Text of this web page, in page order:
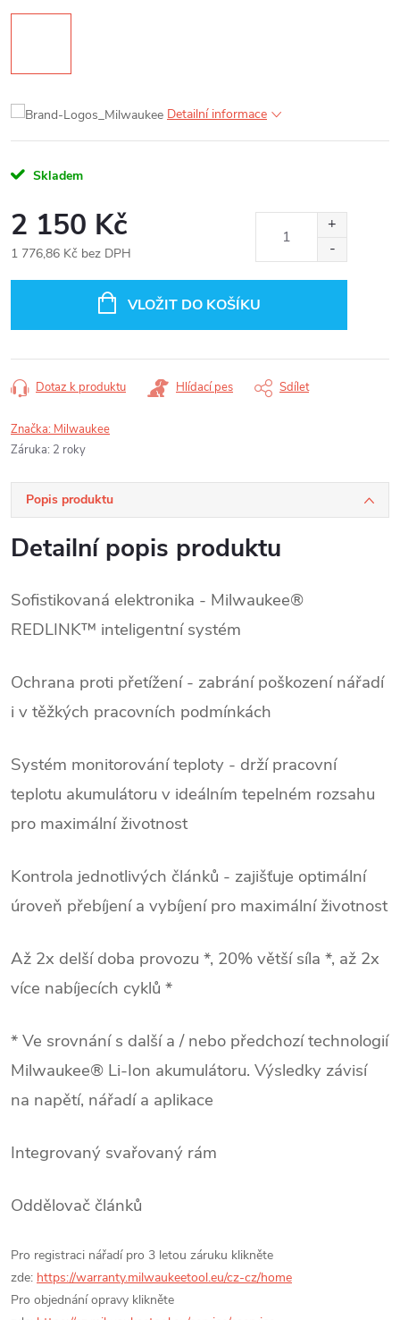
Detailní informace
Skladem
2 150 Kč
1 776,86 Kč bez DPH
VLOŽIT DO KOŠÍKU
Dotaz k produktu Hlídací pes Sdílet
Značka: Milwaukee
Záruka: 2 roky
Popis produktu
Detailní popis produktu
Sofistikovaná elektronika - Milwaukee®
REDLINK™ inteligentní systém
Ochrana proti přetížení - zabrání poškození nářadí
i v těžkých pracovních podmínkách
Systém monitorování teploty - drží pracovní
teplotu akumulátoru v ideálním tepelném rozsahu
pro maximální životnost
Kontrola jednotlivých článků - zajišťuje optimální
úroveň přebíjení a vybíjení pro maximální životnost
Až 2x delší doba provozu *, 20% větší síla *, až 2x
více nabíjecích cyklů *
* Ve srovnání s další a / nebo předchozí technologií
Milwaukee® Li-Ion akumulátoru. Výsledky závisí
na napětí, nářadí a aplikace
Integrovaný svařovaný rám
Oddělovač článků
Pro registraci nářadí pro 3 letou záruku klikněte
zde: https://warranty.milwaukeetool.eu/cz-cz/home
Pro objednání opravy klikněte